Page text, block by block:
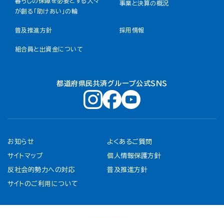
が創る「助けあい」の輪
事業と決算の概況
普及推進方針 採用情報
組合員と出資金について
都道府県民共済グループ公式ＳＮＳ
お知らせ よくあるご質問
サイトマップ 個人情報保護方針
反社会的勢力への対応 普及推進方針
サイトのご利用について